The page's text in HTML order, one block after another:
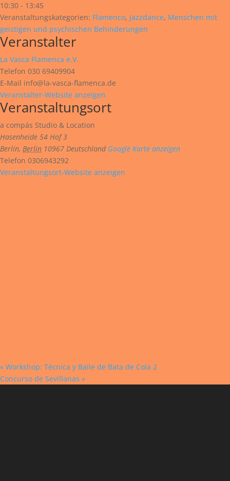
10:30 - 13:45
Veranstaltungskategorien: Flamenco, Jazzdance, Menschen mit
geistigen und psychischen Behinderungen
Veranstalter
La Vasca Flamenca e.V.
Telefon 030 69409904
E-Mail info@la-vasca-flamenca.de
Veranstalter-Website anzeigen
Veranstaltungsort
a compás Studio & Location
Hasenheide 54 Hof 3
Berlin, Berlin 10967 Deutschland Google Karte anzeigen
Telefon 0306943292
Veranstaltungsort-Website anzeigen
« Workshop: Técnica y Baile de Bata de Cola 2
Concurso de Sevillanas »